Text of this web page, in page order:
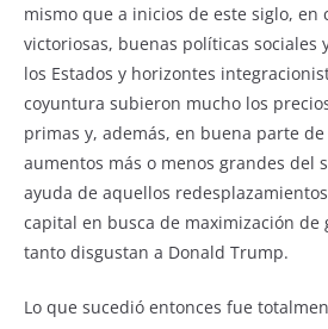
mismo que a inicios de este siglo, en
victoriosas, buenas políticas sociales
los Estados y horizontes
coyuntura subieron mucho los
primas y, además, en buena parte
aumentos más o menos grandes del
ayuda de aquellos
capital en busca de maximización de
tanto disgustan a Donald Trump.
Lo que sucedió entonces fue